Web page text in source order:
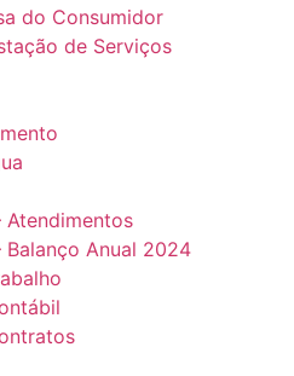
do Consumidor
de Serviços
Atendimentos
Balanço Anual 2024